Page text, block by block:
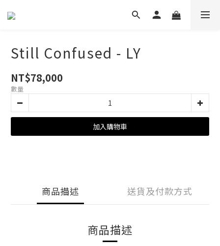
Still Confused - LY
NT$78,000
數量
加入購物車
商品描述 送貨及付款方式
商品描述